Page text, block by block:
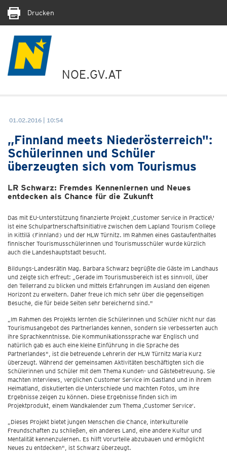
Drucken
NOE.GV.AT
01.02.2016 | 10:54
„Finnland meets Niederösterreich":
Schülerinnen und Schüler
überzeugten sich vom Tourismus
LR Schwarz: Fremdes Kennenlernen und Neues
entdecken als Chance für die Zukunft
Das mit EU-Unterstützung finanzierte Projekt ‚Customer Service in Practice\'
ist eine Schulpartnerschaftsinitiative zwischen dem Lapland Tourism College
in Kittilä (Finnland) und der HLW Türnitz. Im Rahmen eines Gastaufenthaltes
finnischer Tourismusschülerinnen und Tourismusschüler wurde kürzlich
auch die Landeshauptstadt besucht.
Bildungs-Landesrätin Mag. Barbara Schwarz begrüßte die Gäste im Landhaus
und zeigte sich erfreut: „Gerade im Tourismusbereich ist es sinnvoll, über
den Tellerrand zu blicken und mittels Erfahrungen im Ausland den eigenen
Horizont zu erweitern. Daher freue ich mich sehr über die gegenseitigen
Besuche, die für beide Seiten sehr bereichernd sind."
„Im Rahmen des Projekts lernten die Schülerinnen und Schüler nicht nur das
Tourismusangebot des Partnerlandes kennen, sondern sie verbesserten auch
ihre Sprachkenntnisse. Die Kommunikationssprache war Englisch und
natürlich gab es auch eine kleine Einführung in die Sprache des
Partnerlandes", ist die betreuende Lehrerin der HLW Türnitz Maria Kurz
überzeugt. Während der gemeinsamen Aktivitäten beschäftigten sich die
Schülerinnen und Schüler mit dem Thema Kunden- und Gästebetreuung. Sie
machten Interviews, verglichen Customer Service im Gastland und in ihrem
Heimatland, diskutierten die Unterschiede und machten Fotos, um ihre
Ergebnisse zeigen zu können. Diese Ergebnisse finden sich im
Projektprodukt, einem Wandkalender zum Thema ‚Customer Service‘.
„Dieses Projekt bietet jungen Menschen die Chance, interkulturelle
Freundschaften zu schließen, ein anderes Land, eine andere Kultur und
Mentalität kennenzulernen. Es hilft Vorurteile abzubauen und ermöglicht
Neues zu entdecken", ist Schwarz überzeugt.